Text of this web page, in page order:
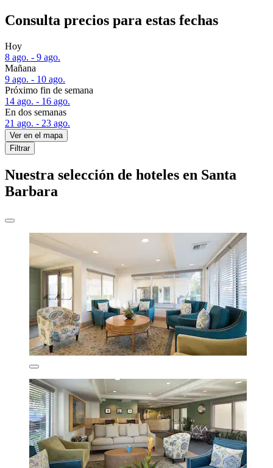
Consulta precios para estas fechas
Hoy
8 ago. - 9 ago.
Mañana
9 ago. - 10 ago.
Próximo fin de semana
14 ago. - 16 ago.
En dos semanas
21 ago. - 23 ago.
Ver en el mapa
Filtrar
Nuestra selección de hoteles en Santa
Barbara